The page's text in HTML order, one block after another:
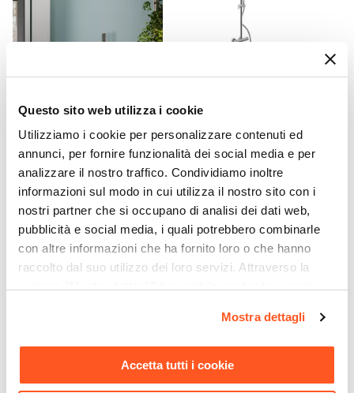
Questo sito web utilizza i cookie
Utilizziamo i cookie per personalizzare contenuti ed
annunci, per fornire funzionalità dei social media e per
analizzare il nostro traffico. Condividiamo inoltre
informazioni sul modo in cui utilizza il nostro sito con i
nostri partner che si occupano di analisi dei dati web,
pubblicità e social media, i quali potrebbero combinarle
con altre informazioni che ha fornito loro o che hanno
raccolto dal suo utilizzo dei loro servizi. Attraverso la
momento. Per maggiori informazioni si invita a leggere la
Mostra dettagli
Accetta tutti i cookie
Spessore Anta
Alluminio
Colore Profilo
Cromo
Sistema Di Apertura
Maniglia
Colore Maniglie O Pomelli
Cromo
Installazione
Su piatto doccia | Filopavimento
Set incasso doccia con
deviatore e doccino con
braccio doccia 22 cm e
soffione 30 cm spazzolato –
Lir
€ 150,00
Colonna doccia
termostatica Jacuzzi -
e doccetta
€ 182,00